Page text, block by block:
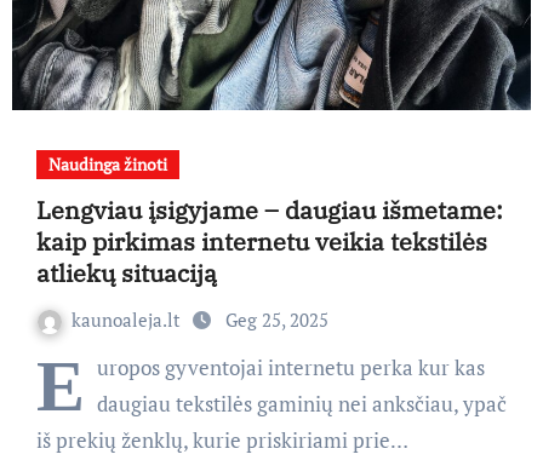
Naudinga žinoti
Lengviau įsigyjame – daugiau išmetame:
kaip pirkimas internetu veikia tekstilės
atliekų situaciją
kaunoaleja.lt Geg 25, 2025
E uropos gyventojai internetu perka kur kas
daugiau tekstilės gaminių nei anksčiau, ypač
iš prekių ženklų, kurie priskiriami prie…